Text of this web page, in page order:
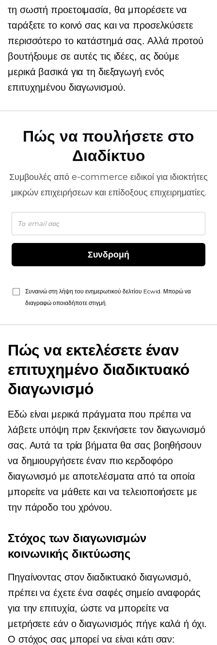
τη σωστή προετοιμασία, θα μπορέσετε να
ταράξετε το κοινό σας και να προσελκύσετε
περισσότερο το κατάστημά σας. Αλλά προτού
βουτήξουμε σε αυτές τις ιδέες, ας δούμε
μερικά βασικά για τη διεξαγωγή ενός
επιτυχημένου διαγωνισμού.
Πώς να πουλήσετε στο
Διαδίκτυο
Συμβουλές από e-commerce ειδικοί για ιδιοκτήτες
μικρών επιχειρήσεων και επίδοξους επιχειρηματίες.
Συνδρομή
Συναινώ στη λήψη του ενημερωτικού δελτίου Ecwid. Μπορώ να
διαγραφώ οποιαδήποτε στιγμή.
Πώς να εκτελέσετε έναν
επιτυχημένο διαδικτυακό
διαγωνισμό
Εδώ είναι μερικά πράγματα που πρέπει να
λάβετε υπόψη πριν ξεκινήσετε τον διαγωνισμό
σας. Αυτά τα τρία βήματα θα σας βοηθήσουν
να δημιουργήσετε έναν πιο κερδοφόρο
διαγωνισμό με αποτελέσματα από τα οποία
μπορείτε να μάθετε και να τελειοποιήσετε με
την πάροδο του χρόνου.
Στόχος των διαγωνισμών
κοινωνικής δικτύωσης
Πηγαίνοντας στον διαδικτυακό διαγωνισμό,
πρέπει να έχετε ένα σαφές σημείο αναφοράς
για την επιτυχία, ώστε να μπορείτε να
μετρήσετε εάν ο διαγωνισμός πήγε καλά ή όχι.
Ο στόχος σας μπορεί να είναι κάτι σαν: